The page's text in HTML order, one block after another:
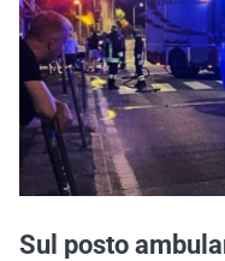
Sul posto